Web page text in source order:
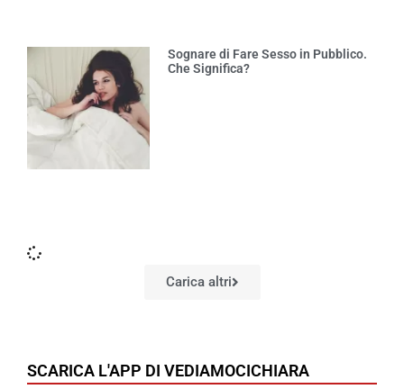
Sognare di Fare Sesso in Pubblico.
Che Significa?
Carica altri
SCARICA L'APP DI VEDIAMOCICHIARA